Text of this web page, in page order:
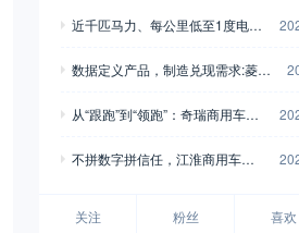
近千匹马力、每公里低至1度电！
数据定义产品，制造兑现需求:菱势
从“跟跑”到“领跑”：奇瑞商用车以F
不拼数字拼信任，江淮商用车用6
关注 粉丝 喜欢